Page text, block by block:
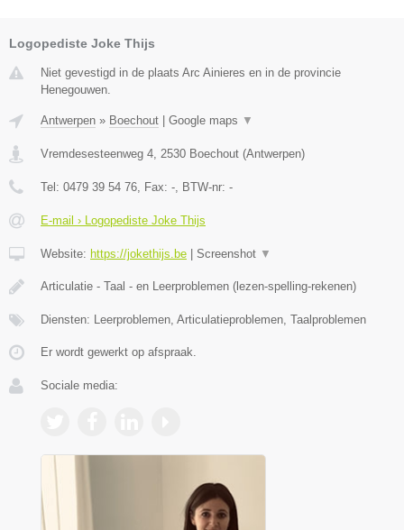
Logopediste Joke Thijs
Niet gevestigd in de plaats Arc Ainieres en in de provincie
Henegouwen.
Antwerpen » Boechout | Google maps ▼
Vremdesesteenweg 4 2530 Boechout (Antwerpen)
Tel: 0479 39 54 76 , Fax: - , BTW-nr: -
E-mail › Logopediste Joke Thijs
Website: https://jokethijs.be | Screenshot ▼
Articulatie - Taal - en Leerproblemen (lezen-spelling-rekenen)
Diensten: Leerproblemen, Articulatieproblemen, Taalproblemen
Er wordt gewerkt op afspraak.
Sociale media: